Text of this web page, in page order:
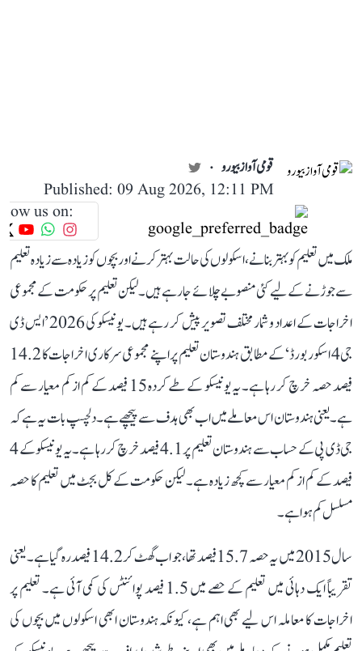
قومی آواز بیورو
Published: 09 Aug 2026, 12:11 PM
us on:
ملک میں تعلیم کو بہتر بنانے، اسکولوں کی حالت بہتر کرنے اور بچوں کو زیادہ سے زیادہ تعلیم
سے جوڑنے کے لیے کئی منصوبے چلائے جا رہے ہیں۔ لیکن تعلیم پر حکومت کے مجموعی
اخراجات کے اعداد و شمار مختلف تصویر پیش کر رہے ہیں۔ یونیسکو کی 2026 ’ایس ڈی
جی 4 اسکور بورڈ‘ کے مطابق ہندوستان تعلیم پر اپنے مجموعی سرکاری اخراجات کا 14.2
فیصد حصہ خرچ کر رہا ہے۔ یہ یونیسکو کے طے کردہ 15 فیصد کے کم از کم معیار سے کم
ہے۔ یعنی ہندوستان اس معاملے میں اب بھی ہدف سے پیچھے ہے۔ دلچسپ بات یہ ہے کہ
جی ڈی پی کے حساب سے ہندوستان تعلیم پر 4.1 فیصد خرچ کر رہا ہے۔ یہ یونیسکو کے 4
فیصد کے کم از کم معیار سے کچھ زیادہ ہے۔ لیکن حکومت کے کل بجٹ میں تعلیم کا حصہ
مسلسل کم ہوا ہے۔
سال 2015 میں یہ حصہ 15.7 فیصد تھا، جو اب گھٹ کر 14.2 فیصد رہ گیا ہے۔ یعنی
تقریباً ایک دہائی میں تعلیم کے حصے میں 1.5 فیصد پوائنٹس کی کمی آئی ہے۔ تعلیم پر
اخراجات کا معاملہ اس لیے بھی اہم ہے، کیونکہ ہندوستان ابھی اسکولوں میں بچوں کی